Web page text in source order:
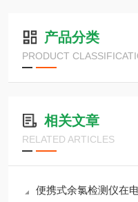
产品分类
PRODUCT
相关文章
RELATED ARTICLES
便携式余氯检测仪在